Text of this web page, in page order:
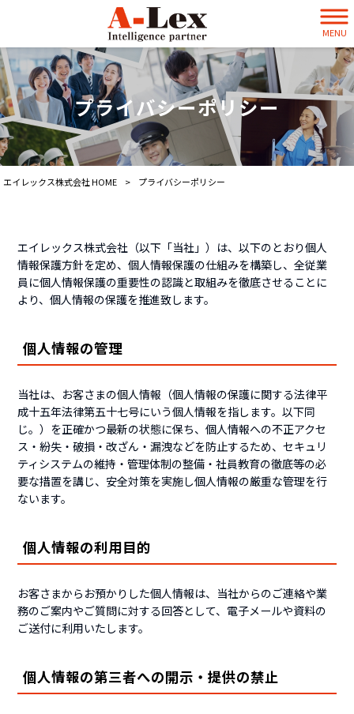
MENU
プライバシーポリシー
エイレックス株式会社 HOME > プライバシーポリシー
エイレックス株式会社（以下「当社」）は、以下のとおり個人
情報保護方針を定め、個人情報保護の仕組みを構築し、全従業
員に個人情報保護の重要性の認識と取組みを徹底させることに
より、個人情報の保護を推進致します。
個人情報の管理
当社は、お客さまの個人情報（個人情報の保護に関する法律平
成十五年法律第五十七号にいう個人情報を指します。以下同
じ。）を正確かつ最新の状態に保ち、個人情報への不正アクセ
ス・紛失・破損・改ざん・漏洩などを防止するため、セキュリ
ティシステムの維持・管理体制の整備・社員教育の徹底等の必
要な措置を講じ、安全対策を実施し個人情報の厳重な管理を行
ないます。
個人情報の利用目的
お客さまからお預かりした個人情報は、当社からのご連絡や業
務のご案内やご質問に対する回答として、電子メールや資料の
ご送付に利用いたします。
個人情報の第三者への開示・提供の禁止